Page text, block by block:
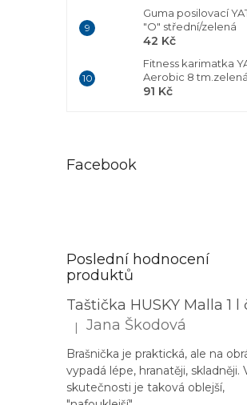
Guma posilovací
"O" střední/zelená
42 Kč
Fitness karimatka
Aerobic 8 tm.zelená
91 Kč
Facebook
Poslední hodnocení
produktů
Hodnocení produktu je 3 z 5
| Jana Škodová
Brašnička je praktická, ale na
vypadá lépe, hranatěji, skladněji.
skutečnosti je taková oblejší,